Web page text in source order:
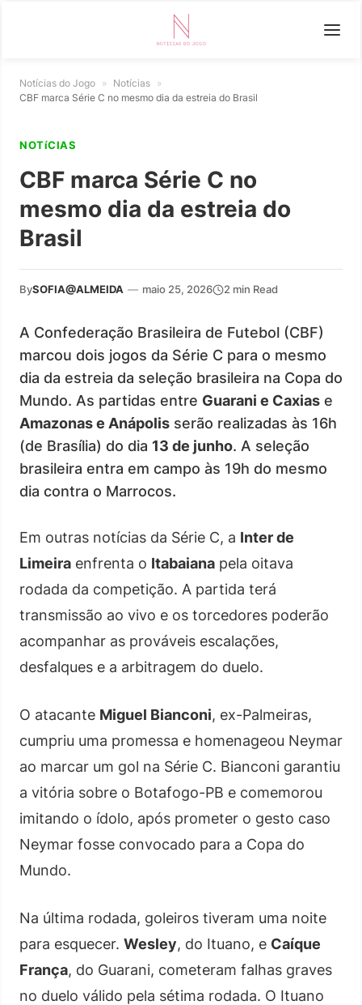
Notícias do Jogo » Notícias »
CBF marca Série C no mesmo dia da estreia do Brasil
NOTíCIAS
CBF marca Série C no
mesmo dia da estreia do
Brasil
BySOFIA@ALMEIDA — maio 25, 2026 2 min Read
A Confederação Brasileira de Futebol (CBF)
marcou dois jogos da Série C para o mesmo
dia da estreia da seleção brasileira na Copa do
Mundo. As partidas entre Guarani e Caxias e
Amazonas e Anápolis serão realizadas às 16h
(de Brasília) do dia 13 de junho. A seleção
brasileira entra em campo às 19h do mesmo
dia contra o Marrocos.
Em outras notícias da Série C, a Inter de
Limeira enfrenta o Itabaiana pela oitava
rodada da competição. A partida terá
transmissão ao vivo e os torcedores poderão
acompanhar as prováveis escalações,
desfalques e a arbitragem do duelo.
O atacante Miguel Bianconi, ex-Palmeiras,
cumpriu uma promessa e homenageou Neymar
ao marcar um gol na Série C. Bianconi garantiu
a vitória sobre o Botafogo-PB e comemorou
imitando o ídolo, após prometer o gesto caso
Neymar fosse convocado para a Copa do
Mundo.
Na última rodada, goleiros tiveram uma noite
para esquecer. Wesley, do Ituano, e Caíque
França, do Guarani, cometeram falhas graves
no duelo válido pela sétima rodada. O Ituano